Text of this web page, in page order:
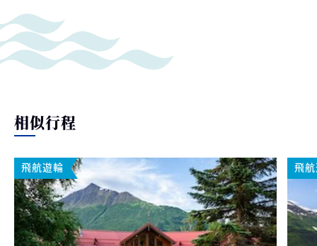
相似行程
飛航遊輪 飛